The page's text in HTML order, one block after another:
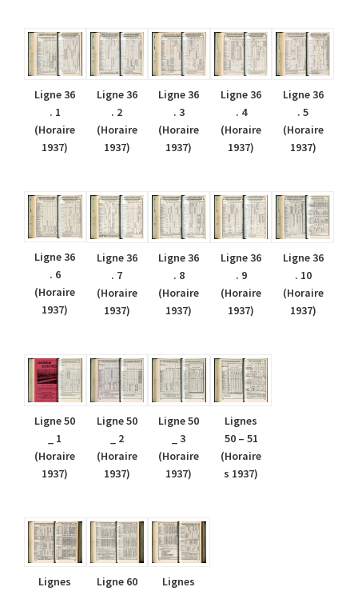
Ligne 36
. 1
(Horaire
1937)
Ligne 36
. 2
(Horaire
1937)
Ligne 36
. 3
(Horaire
1937)
Ligne 36
. 4
(Horaire
1937)
Ligne 36
. 5
(Horaire
1937)
Ligne 36
. 6
(Horaire
1937)
Ligne 36
. 7
(Horaire
1937)
Ligne 36
. 8
(Horaire
1937)
Ligne 36
. 9
(Horaire
1937)
Ligne 36
. 10
(Horaire
1937)
Ligne 50
_ 1
(Horaire
1937)
Ligne 50
_ 2
(Horaire
1937)
Ligne 50
_ 3
(Horaire
1937)
Lignes
50 – 51
(Horaire
s 1937)
Lignes
Ligne 60
Lignes